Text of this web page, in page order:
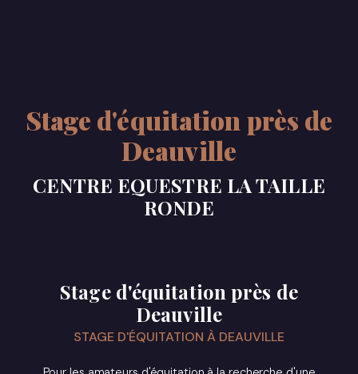
Stage d'équitation près de
Deauville
CENTRE EQUESTRE LA TAILLE
RONDE
Stage d'équitation près de
Deauville
STAGE D'ÉQUITATION À DEAUVILLE